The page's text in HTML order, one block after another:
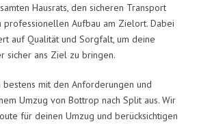
Hausrats, den sicheren Transport
Aufbau am Zielort. Dabei
auf Qualität und Sorgfalt, um deine
sicher ans Ziel zu bringen.
bestens mit den Anforderungen und
Umzug von Bottrop nach Split aus. Wir
für deinen Umzug und berücksichtigen